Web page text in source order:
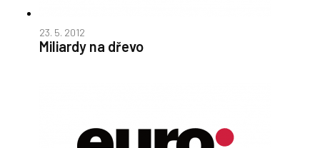
23. 5. 2012
Miliardy na dřevo